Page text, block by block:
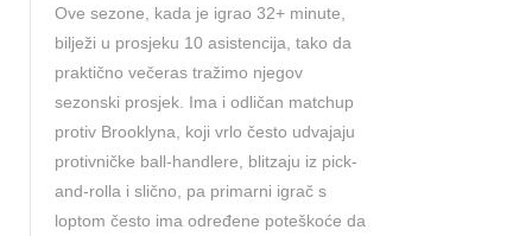
Ove sezone, kada je igrao 32+ minute,
bilježi u prosjeku 10 asistencija, tako da
praktično večeras tražimo njegov
sezonski prosjek. Ima i odličan matchup
protiv Brooklyna, koji vrlo često udvajaju
protivničke ball-handlere, blitzaju iz pick-
and-rolla i slično, pa primarni igrač s
loptom često ima određene poteškoće da